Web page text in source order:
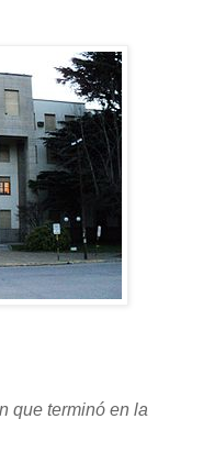
que terminó en la